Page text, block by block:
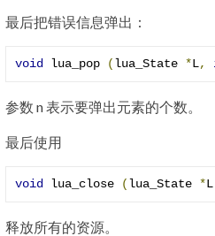
最后把错误信息弹出：
void lua_pop (lua_State *L,
参数 n 表示要弹出元素的个数。
最后使用
void lua_close (lua_State *L
释放所有的资源。